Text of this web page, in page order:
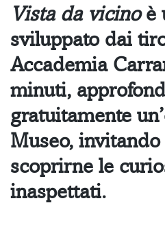
Vista da vicinoè
sviluppato dai
Accademia
minuti,
gratuitamente
Museo,
scoprirne le
inaspettati.